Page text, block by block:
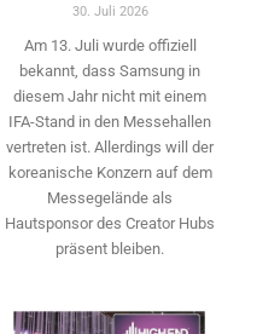
30. Juli 2026
Am 13. Juli wurde offiziell
bekannt, dass Samsung in
diesem Jahr nicht mit einem
IFA-Stand in den Messehallen
vertreten ist. Allerdings will ­der
koreanische Konzern auf dem
Messegelände als
Hautsponsor des Creator Hubs
präsent bleiben.